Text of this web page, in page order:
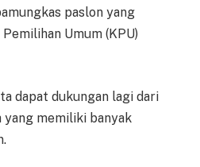
paslon yang
Umum (KPU)
dapat dukungan lagi dari
memiliki banyak